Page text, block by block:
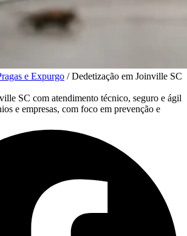
e Expurgo /Dedetização em Joinville SC
SC com atendimento técnico, seguro e ágil
e empresas, com foco em prevenção e